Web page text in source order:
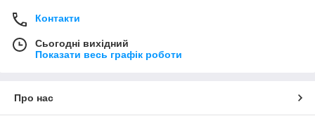
Контакти
Сьогодні вихідний
Показати весь графік роботи
Про нас